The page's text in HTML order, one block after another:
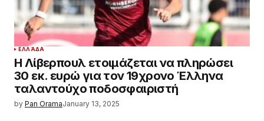
ΕΛΛΆΔΑ
Η Λίβερπουλ ετοιμάζεται να πληρώσει
30 εκ. ευρώ για τον 19χρονο Έλληνα
ταλαντούχο ποδοσφαιριστή
by Pan OramaJanuary 13, 2025